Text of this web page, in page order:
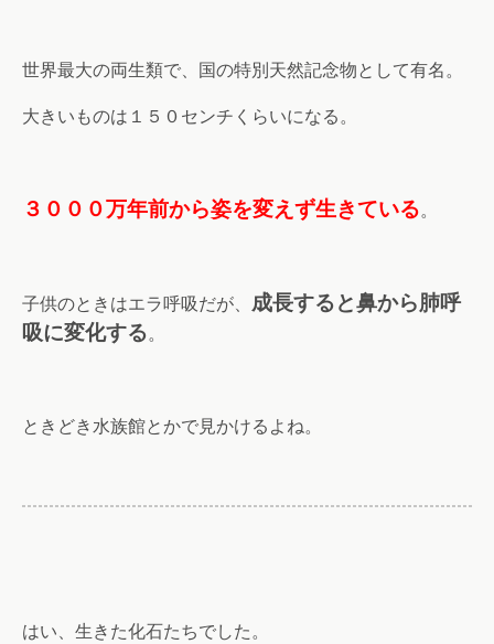
世界最大の両生類で、国の特別天然記念物として有名。
大きいものは１５０センチくらいになる。
３０００万年前から姿を変えず生きている。
子供のときはエラ呼吸だが、 成長すると鼻から肺呼
吸に変化する。
ときどき水族館とかで見かけるよね。
はい、生きた化石たちでした。